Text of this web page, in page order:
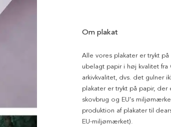
Om plakat
Alle vores plakater er trykt
ubelagt papir i høj kvalitet fra
arkivkvalitet, dvs. det gulner
plakater er trykt på papir,
skovbrug og EU's
produktion af plakater til
EU-miljømærket).